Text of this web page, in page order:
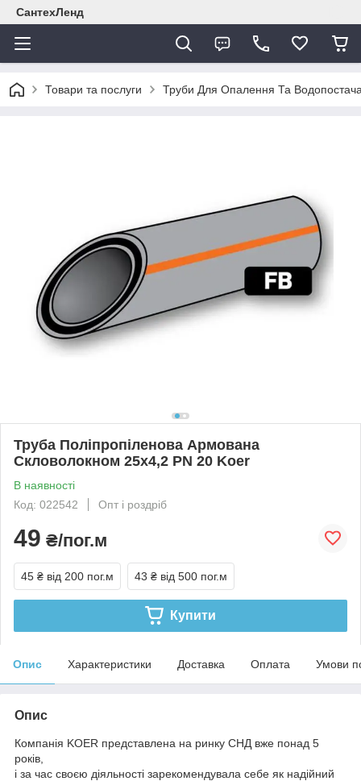
СантехЛенд
Товари та послуги Труби Для Опалення Та
Труба Поліпропіленова Армована
Скловолокном 25х4,2 PN 20 Koer
В наявності
Код: 022542
Опт і роздріб
49 ₴/пог.м
45 ₴ від 200 пог.м 43 ₴ від 500 пог.м
Купити
Опис Характеристики Доставка Оплата Умови
Опис
Компанія KOER представлена на ринку СНД вже понад 5
років,
і за час своєю діяльності зарекомендувала себе як надійний